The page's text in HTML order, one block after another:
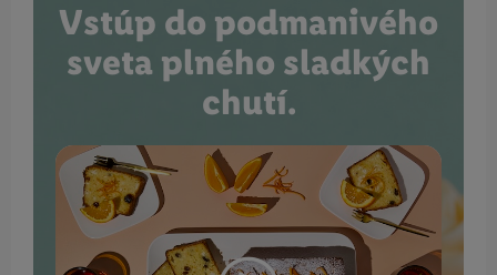
Vstúp do podmanivého
sveta plného sladkých
chutí.